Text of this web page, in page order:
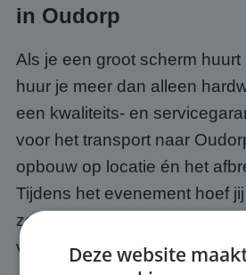
in Oudorp
Als je een groot scherm huurt
huur je meer dan alleen
een kwaliteits- en
voor het transport naar
opbouw op locatie én het
Tijdens het evenement hoef
zorgen te maken over de
verantwoordelijkheid.
Deze website